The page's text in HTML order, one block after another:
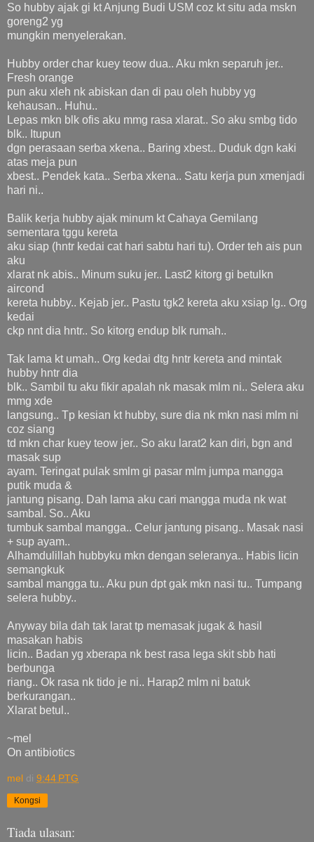
So hubby ajak gi kt Anjung Budi USM coz kt situ ada mskn
goreng2 yg
mungkin menyelerakan.
Hubby order char kuey teow dua.. Aku mkn separuh jer..
Fresh orange
pun aku xleh nk abiskan dan di pau oleh hubby yg
kehausan.. Huhu..
Lepas mkn blk ofis aku mmg rasa xlarat.. So aku smbg tido
blk.. Itupun
dgn perasaan serba xkena.. Baring xbest.. Duduk dgn kaki
atas meja pun
xbest.. Pendek kata.. Serba xkena.. Satu kerja pun xmenjadi
hari ni..
Balik kerja hubby ajak minum kt Cahaya Gemilang
sementara tggu kereta
aku siap (hntr kedai cat hari sabtu hari tu). Order teh ais pun
aku
xlarat nk abis.. Minum suku jer.. Last2 kitorg gi betulkn
aircond
kereta hubby.. Kejab jer.. Pastu tgk2 kereta aku xsiap lg.. Org
kedai
ckp nnt dia hntr.. So kitorg endup blk rumah..
Tak lama kt umah.. Org kedai dtg hntr kereta and mintak
hubby hntr dia
blk.. Sambil tu aku fikir apalah nk masak mlm ni.. Selera aku
mmg xde
langsung.. Tp kesian kt hubby, sure dia nk mkn nasi mlm ni
coz siang
td mkn char kuey teow jer.. So aku larat2 kan diri, bgn and
masak sup
ayam. Teringat pulak smlm gi pasar mlm jumpa mangga
putik muda &
jantung pisang. Dah lama aku cari mangga muda nk wat
sambal. So.. Aku
tumbuk sambal mangga.. Celur jantung pisang.. Masak nasi
+ sup ayam..
Alhamdulillah hubbyku mkn dengan seleranya.. Habis licin
semangkuk
sambal mangga tu.. Aku pun dpt gak mkn nasi tu.. Tumpang
selera hubby..
Anyway bila dah tak larat tp memasak jugak & hasil
masakan habis
licin.. Badan yg xberapa nk best rasa lega skit sbb hati
berbunga
riang.. Ok rasa nk tido je ni.. Harap2 mlm ni batuk
berkurangan..
Xlarat betul..
~mel
On antibiotics
mel di 9:44 PTG
Kongsi
Tiada ulasan: